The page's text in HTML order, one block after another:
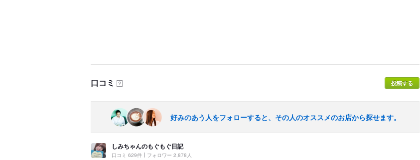
口コミ ？ 投稿する
好みのあう人をフォローすると、その人のオススメのお店から探せます。
しみちゃんのもぐもぐ日記
口コミ 629件 フォロワー 2,878人